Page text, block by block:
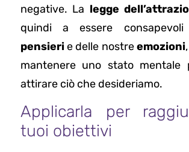
negative. La legge
quindi a essere
pensierie delle nostreemozioni
mantenere uno stato mentale
attirare ciò che desideriamo.
Applicarla per
tuoi obiettivi